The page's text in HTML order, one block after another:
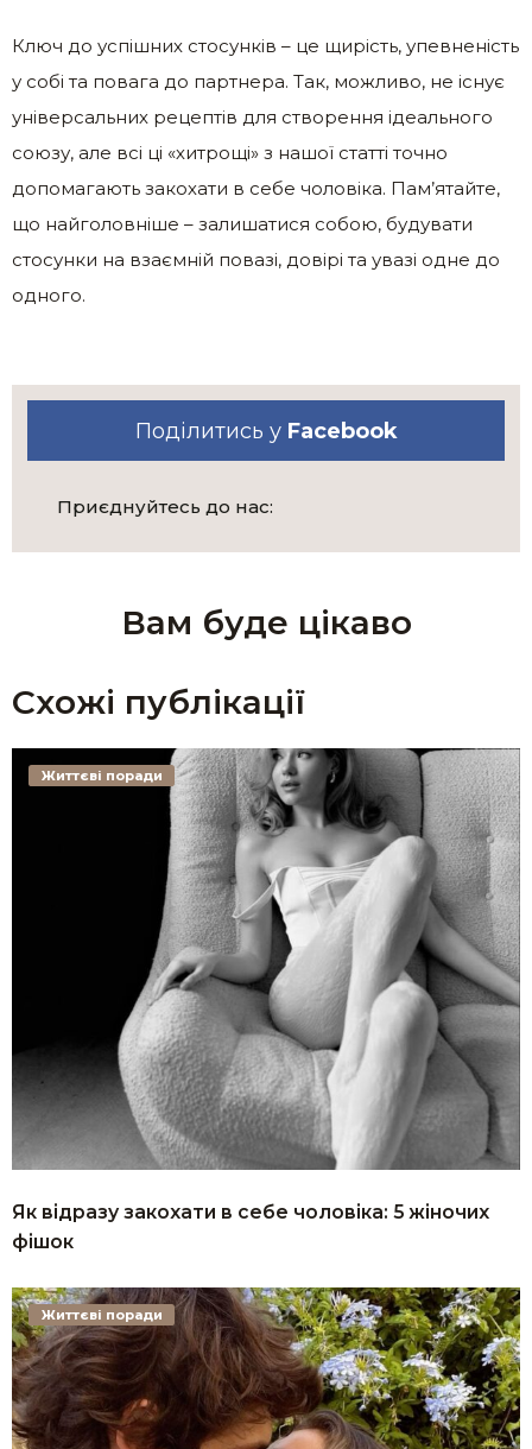
Ключ до успішних стосунків – це щирість, упевненість
у собі та повага до партнера. Так, можливо, не існує
універсальних рецептів для створення ідеального
союзу, але всі ці «хитрощі» з нашої статті точно
допомагають закохати в себе чоловіка. Пам’ятайте,
що найголовніше – залишатися собою, будувати
стосунки на взаємній повазі, довірі та увазі одне до
одного.
Поділитись у Facebook
Приєднуйтесь до нас:
Вам буде цікаво
Схожі публікації
Як відразу закохати в себе чоловіка: 5 жіночих
фішок
Життєві поради
Життєві поради